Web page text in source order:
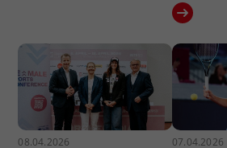
08.04.2026 07.04.2026